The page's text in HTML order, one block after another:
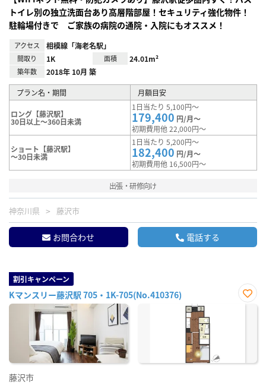
トイレ別の独立洗面台あり高層階部屋！セキュリティ強化物件！
駐輪場付きで ご家族の病院の通院・入院にもオススメ！
アクセス 相模線「海老名駅」
間取り 1K 面積 24.01m²
築年数 2018年 10月 築
プラン名・期間 月額目安
ロング【藤沢駅】
30日以上～360日未満
1日当たり 5,100円～
179,400 円/月～
初期費用他 22,000円～
ショート【藤沢駅】
～30日未満
1日当たり 5,200円～
182,400 円/月～
初期費用他 16,500円～
出張・研修向け
神奈川県 藤沢市
お問合わせ 電話する
割引キャンペーン
Kマンスリー藤沢駅 705・1K-705(No.410376)
お気
藤沢市